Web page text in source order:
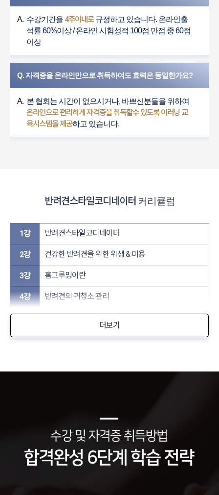
A. 수강기간을 4주이내로규정하고 있습니다. 온라인출
석률 60%이상 / 온라인 시험성적 100점 만점 중 60점
이상
Q. 자격증을 온라인만으로 취득하여도 효력은 동일한가요?
A. 본 협회는 시간이 없으시거나, 바쁘신분들을 위하여
온라인으로 편리하게 자격증을 취득할수 있도록 이러닝 교
육시스템을 제공하고 있습니다.
반려견스타일코디네이터 커리큘럼
1강 반려견스타일코디네이터
2강 건강한 반려견을 위한 위생 & 미용​
3강 홈그루밍이란​
4강 반려견의 귀청소 관리​
더보기